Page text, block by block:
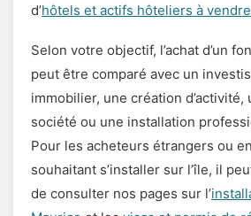
d’hôtels et actifs hôteliers à
Selon votre objectif, l’achat d’un
peut être comparé avec un
immobilier, une création d’activité,
société ou une installation
Pour les acheteurs étrangers ou
souhaitant s’installer sur l’île, il
de consulter nos pages sur l’